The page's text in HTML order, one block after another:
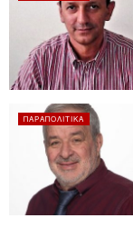
ΠΑΡΑΠΟΛΙΤΙΚΆ